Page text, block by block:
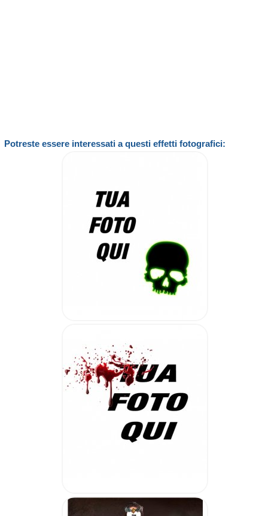
Potreste essere interessati a questi effetti fotografici: